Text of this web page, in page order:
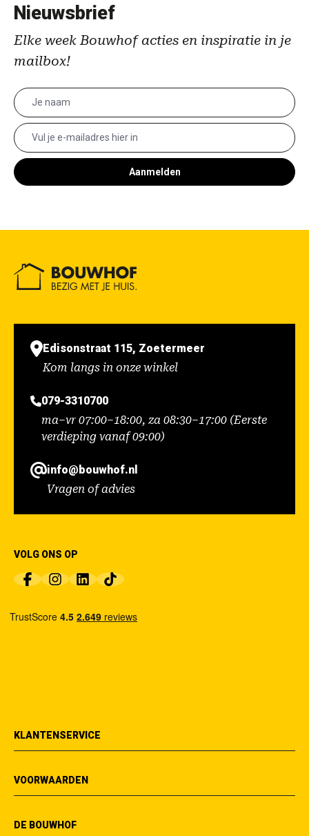
Nieuwsbrief
Elke week Bouwhof acties en inspiratie in je
mailbox!
Aanmelden
Edisonstraat 115, Zoetermeer
Kom langs in onze winkel
079-3310700
ma–vr 07:00–18:00, za 08:30–17:00 (Eerste
verdieping vanaf 09:00)
info@bouwhof.nl
Vragen of advies
VOLG ONS OP
KLANTENSERVICE
VOORWAARDEN
DE BOUWHOF